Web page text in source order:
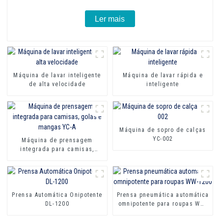
Ler mais
Máquina de lavar inteligente
de alta velocidade
Máquina de lavar rápida e
inteligente
Máquina de prensagem
integrada para camisas,
Máquina de sopro de calças
YC-002
Prensa Automática Onipotente
DL-1200
Prensa pneumática automática
omnipotente para roupas WW-